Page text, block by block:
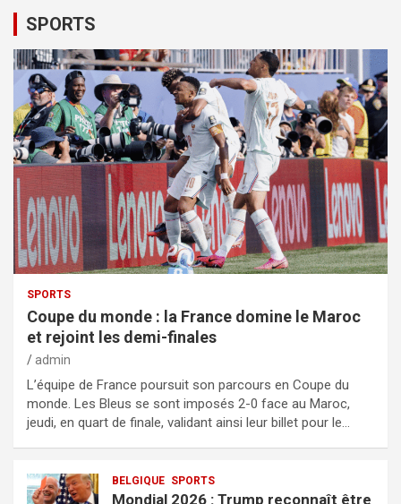
SPORTS
SPORTS
Coupe du monde : la France domine le Maroc
et rejoint les demi-finales
admin
L’équipe de France poursuit son parcours en Coupe du
monde. Les Bleus se sont imposés 2-0 face au Maroc,
jeudi, en quart de finale, validant ainsi leur billet pour le…
BELGIQUE SPORTS
Mondial 2026 : Trump reconnaît être